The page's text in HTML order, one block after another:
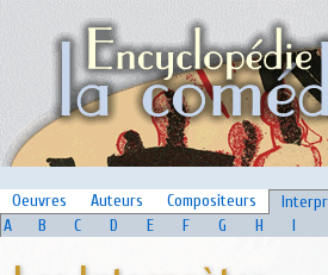
Oeuvres
Auteurs Compositeurs
A
B C D E F G H I